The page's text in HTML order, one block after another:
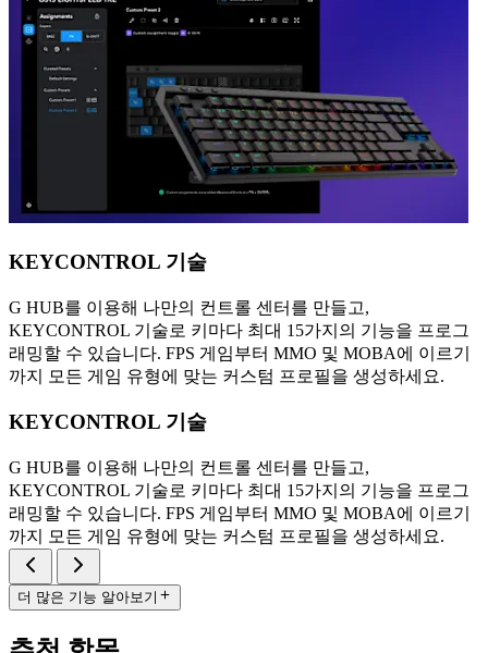
KEYCONTROL 기술
G HUB를 이용해 나만의 컨트롤 센터를 만들고,
KEYCONTROL 기술로 키마다 최대 15가지의 기능을 프로그
래밍할 수 있습니다. FPS 게임부터 MMO 및 MOBA에 이르기
까지 모든 게임 유형에 맞는 커스텀 프로필을 생성하세요.
KEYCONTROL 기술
G HUB를 이용해 나만의 컨트롤 센터를 만들고,
KEYCONTROL 기술로 키마다 최대 15가지의 기능을 프로그
래밍할 수 있습니다. FPS 게임부터 MMO 및 MOBA에 이르기
까지 모든 게임 유형에 맞는 커스텀 프로필을 생성하세요.
더 많은 기능 알아보기